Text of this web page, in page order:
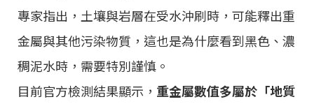
專家指出，土壤與岩層在受水沖刷時，可能釋出重
金屬與其他污染物質，這也是為什麼看到黑色、濃
稠泥水時，需要特別謹慎。
目前官方檢測結果顯示， 重金屬數值多屬於「地質